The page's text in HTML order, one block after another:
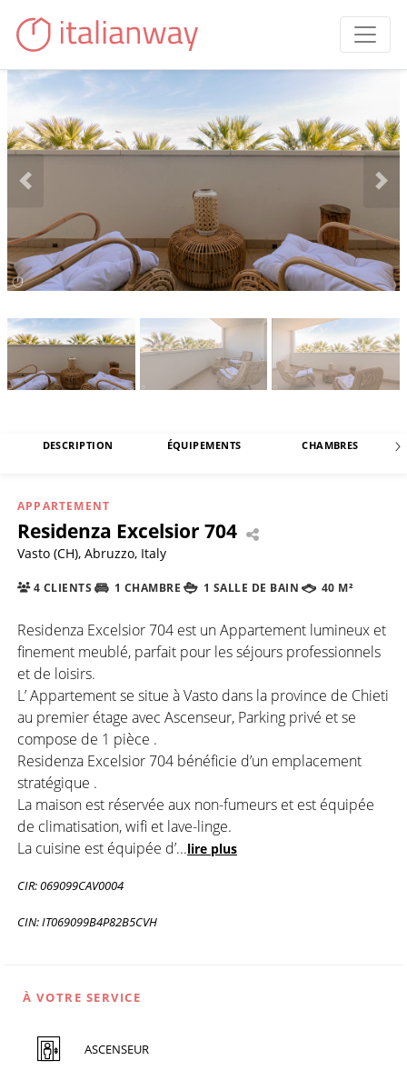
DESCRIPTION ÉQUIPEMENTS CHAMBRES
APPARTEMENT
Residenza Excelsior 704
Vasto (CH), Abruzzo, Italy
4 CLIENTS 1 CHAMBRE 1 SALLE DE BAIN 40 M²
Residenza Excelsior 704 est un Appartement lumineux et
finement meublé, parfait pour les séjours professionnels
et de loisirs.
L’ Appartement se situe à Vasto dans la province de Chieti
au premier étage avec Ascenseur, Parking privé et se
compose de 1 pièce .
Residenza Excelsior 704 bénéficie d’un emplacement
stratégique .
La maison est réservée aux non-fumeurs et est équipée
de climatisation, wifi et lave-linge.
La cuisine est équipée d’...lire plus
CIR: 069099CAV0004
CIN: IT069099B4P82B5CVH
À VOTRE SERVICE
ASCENSEUR